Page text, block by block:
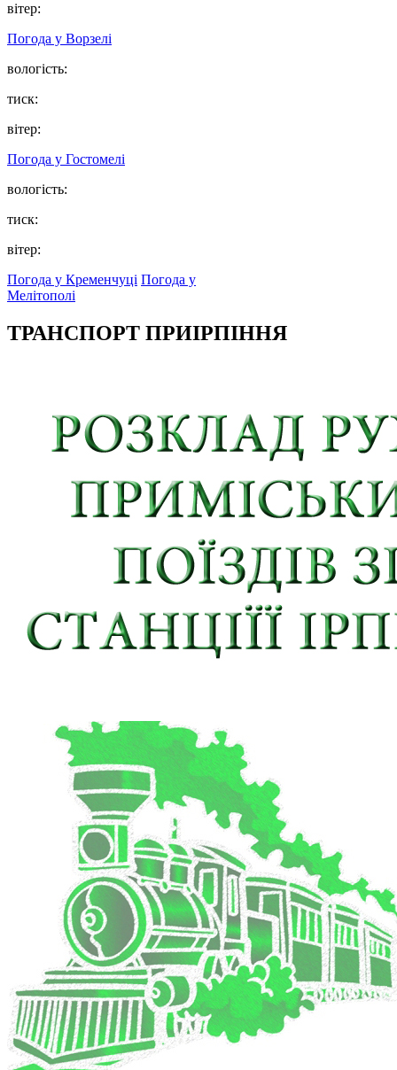
вітер:
Погода у Ворзелі
вологість:
тиск:
вітер:
Погода у Гостомелі
вологість:
тиск:
вітер:
Погода у Кременчуці Погода у
Мелітополі
ТРАНСПОРТ ПРИІРПІННЯ